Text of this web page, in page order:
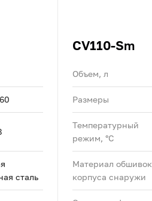
сталь
CV110-Sm
Объем, л
Размеры
Температурный
режим, °C
Материал обшивок
корпуса снаружи